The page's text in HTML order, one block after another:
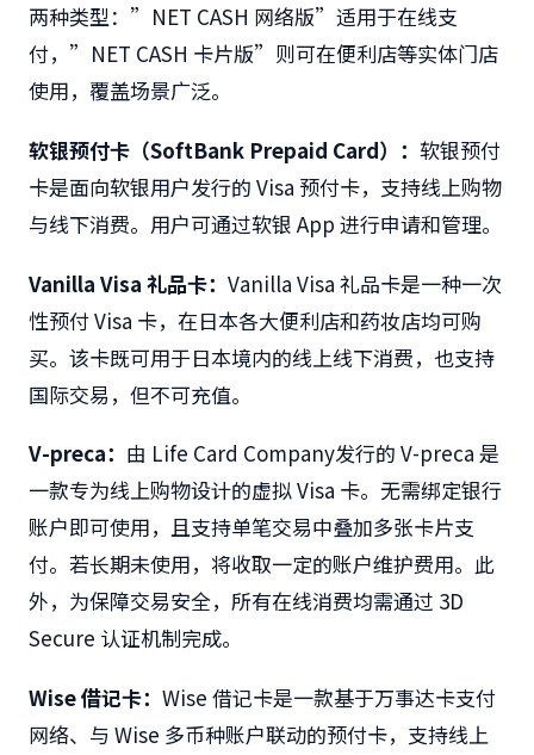
两种类型：”NET CASH 网络版”适用于在线支
付，”NET CASH 卡片版”则可在便利店等实体门店
使用，覆盖场景广泛。
软银预付卡（SoftBank Prepaid Card）： 软银预付
卡是面向软银用户发行的 Visa 预付卡，支持线上购物
与线下消费。用户可通过软银 App 进行申请和管理。
Vanilla Visa 礼品卡： Vanilla Visa 礼品卡是一种一次
性预付 Visa 卡，在日本各大便利店和药妆店均可购
买。该卡既可用于日本境内的线上线下消费，也支持
国际交易，但不可充值。
V-preca： 由 Life Card Company发行的 V-preca 是
一款专为线上购物设计的虚拟 Visa 卡。无需绑定银行
账户即可使用，且支持单笔交易中叠加多张卡片支
付。若长期未使用，将收取一定的账户维护费用。此
外，为保障交易安全，所有在线消费均需通过 3D
Secure 认证机制完成。
Wise借记卡： Wise 借记卡是一款基于万事达卡支付
网络、与 Wise 多币种账户联动的预付卡，支持线上